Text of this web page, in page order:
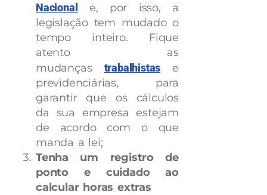
Nacional
e, por isso, a
legislação tem mudado o
tempo inteiro. Fique
atento as
mudanças trabalhistas e
previdenciárias, para
garantir que os cálculos
da sua empresa estejam
de acordo com o que
manda a lei;
Tenha um registro de
ponto e cuidado ao
calcular horas extras